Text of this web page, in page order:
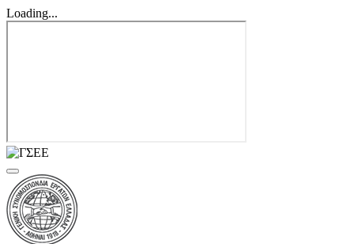
Loading...